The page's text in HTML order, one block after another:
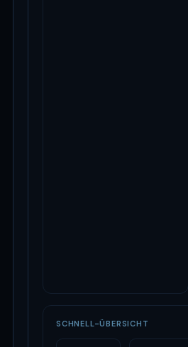
SCHNELL-ÜBERSICHT